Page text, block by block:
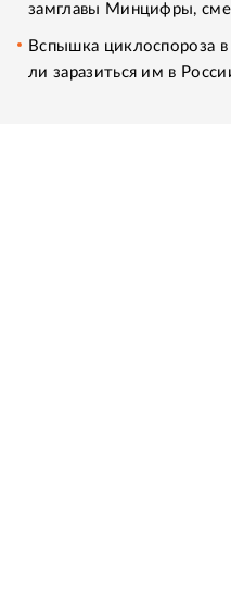
замглавы Минцифры,
Вспышка циклоспороза
ли заразиться им в